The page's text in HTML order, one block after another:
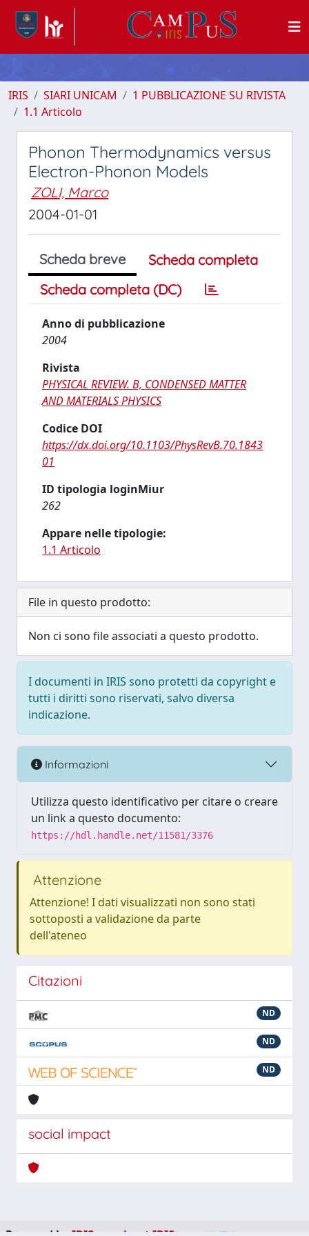
IRIS SIARI UNICAM
1 PUBBLICAZIONE SU RIVISTA
1.1 Articolo
Phonon Thermodynamics versus
Electron-Phonon Models
ZOLI, Marco
2004-01-01
Scheda breve
Scheda completa
Scheda completa (DC)
Anno di pubblicazione
2004
Rivista
PHYSICAL REVIEW. B, CONDENSED MATTER
AND MATERIALS PHYSICS
Codice DOI
https://dx.doi.org/10.1103/PhysRevB.70.1843
01
ID tipologia loginMiur
262
Appare nelle tipologie:
1.1 Articolo
File in questo prodotto:
Non ci sono file associati a questo prodotto.
I documenti in IRIS sono protetti da copyright e
tutti i diritti sono riservati, salvo diversa
indicazione.
Informazioni
Utilizza questo identificativo per citare o creare
un link a questo documento:
https://hdl.handle.net/11581/3376
Attenzione
Attenzione! I dati visualizzati non sono stati
sottoposti a validazione da parte
dell'ateneo
Citazioni
ND
ND
ND
social impact